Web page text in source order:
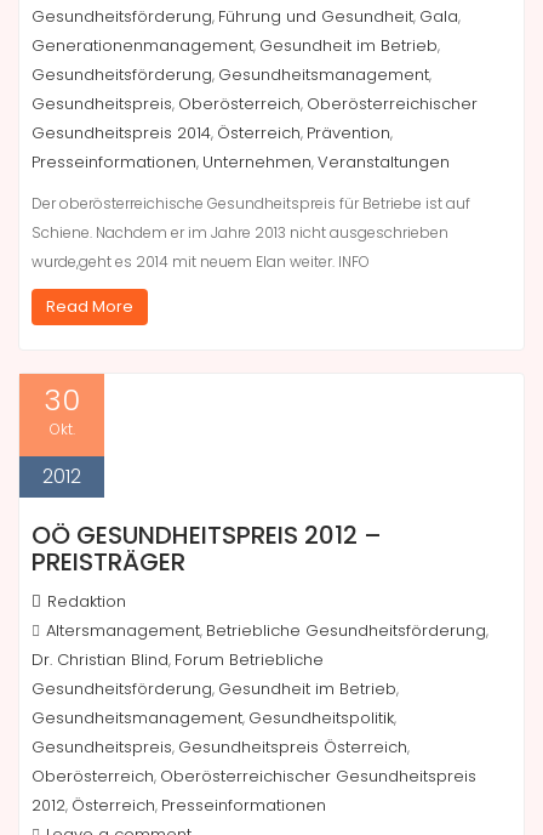
Gesundheitsförderung, Führung und Gesundheit, Gala,
Generationenmanagement, Gesundheit im Betrieb,
Gesundheitsförderung, Gesundheitsmanagement,
Gesundheitspreis, Oberösterreich, Oberösterreichischer
Gesundheitspreis 2014, Österreich, Prävention,
Presseinformationen, Unternehmen,Veranstaltungen
Der oberösterreichische Gesundheitspreis für Betriebe ist auf
Schiene. Nachdem er im Jahre 2013 nicht ausgeschrieben
wurde,geht es 2014 mit neuem Elan weiter. INFO
Read More
30
Okt.
2012
OÖ GESUNDHEITSPREIS 2012 –
PREISTRÄGER
Redaktion
Altersmanagement, Betriebliche Gesundheitsförderung,
Dr. Christian Blind, Forum Betriebliche
Gesundheitsförderung, Gesundheit im Betrieb,
Gesundheitsmanagement, Gesundheitspolitik,
Gesundheitspreis, Gesundheitspreis Österreich,
Oberösterreich, Oberösterreichischer Gesundheitspreis
2012, Österreich, Presseinformationen